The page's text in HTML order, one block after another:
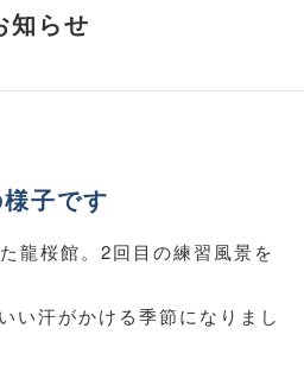
知らせ
子です
龍桜館。2回目の練習風景を
い汗がかける季節になりまし